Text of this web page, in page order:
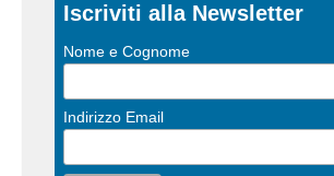
Iscriviti alla Newsletter
Nome e Cognome
Indirizzo Email